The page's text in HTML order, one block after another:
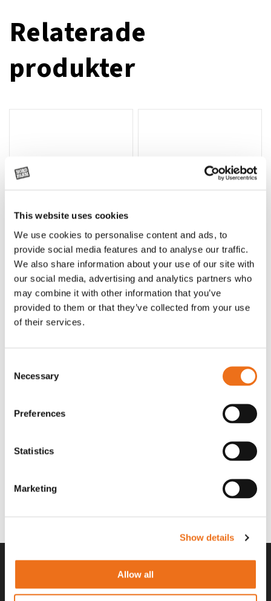
This website uses cookies
We use cookies to personalise content and ads, to
provide social media features and to analyse our traffic.
We also share information about your use of our site with
our social media, advertising and analytics partners who
may combine it with other information that you’ve
provided to them or that they’ve collected from your use
of their services.
Selection
Necessary
Preferences
Statistics
Marketing
Show details
Allow all
Relaterade
produkter
Lägg till i varukorg
Rotor, komplett med slagor
35 730kr (ex. moms)
Grön truckknapp
530kr (ex. moms)
Lägg till i varukorg
Rotor teeth 8t/6k 0Gr/8 R6/14